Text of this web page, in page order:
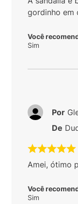
gordinho em
Você
Sim
Amei, ótimo
Você
Sim
Por
De